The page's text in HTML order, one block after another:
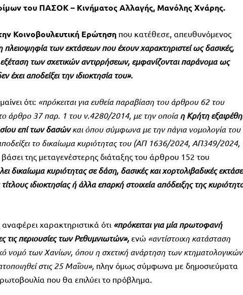
του ΠΑΣΟΚ – Κινήματος Αλλαγής, Μανόλης Χνάρης.
Κοινοβουλευτική Ερώτηση που κατέθεσε, απευθυνόμενος
πλειοψηφία των εκτάσεων που έχουν χαρακτηριστεί ως δασικές,
των σχετικών αντιρρήσεων, εμφανίζονται παράνομα ως
αποδείξει την ιδιοκτησία του».
ότι: «πρόκειται για ευθεία παραβίαση του άρθρου 62 του
άρθρο 37 παρ. 1 του ν.4280/2014, με την οποίαη Κρήτη
επί των δασώνκαι όπου σύμφωνα με την πάγια νομολογία του
το δικαίωμα κυριότητας του (ΑΠ 1636/2024, ΑΠ349/2024,
βάσει της μεταγενέστερης διάταξης του άρθρου 152 του
δικαίωμα κυριότητας σε δάση, δασικές και χορτολιβαδικές
ιδιοκτησίας ή άλλα επαρκή στοιχεία απόδειξης της
χαρακτηριστικά ότι «πρόκειταιγια μία πρωτοφανή
τις περιουσίες των Ρεθυμνιωτών», ενώ «αντίστοιχη κατάσταση
νομό των Χανίων, όπου η σχετική ανάρτηση των κτηματολογικών
στις 25 Μαΐου», πλην όμως σύμφωνα με δημοσιεύματα
που θα επιλύει το πρόβλημα.